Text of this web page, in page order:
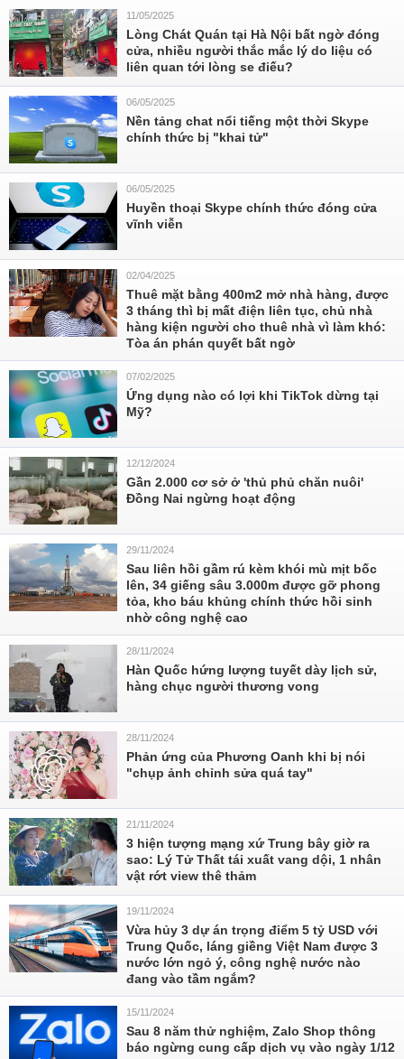
11/05/2025
Lòng Chát Quán tại Hà Nội bất ngờ đóng
cửa, nhiều người thắc mắc lý do liệu có
liên quan tới lòng se điếu?
06/05/2025
Nền tảng chat nổi tiếng một thời Skype
chính thức bị "khai tử"
06/05/2025
Huyền thoại Skype chính thức đóng cửa
vĩnh viễn
02/04/2025
Thuê mặt bằng 400m2 mở nhà hàng, được
3 tháng thì bị mất điện liên tục, chủ nhà
hàng kiện người cho thuê nhà vì làm khó:
Tòa án phán quyết bất ngờ
07/02/2025
Ứng dụng nào có lợi khi TikTok dừng tại
Mỹ?
12/12/2024
Gần 2.000 cơ sở ở 'thủ phủ chăn nuôi'
Đồng Nai ngừng hoạt động
29/11/2024
Sau liên hồi gầm rú kèm khói mù mịt bốc
lên, 34 giếng sâu 3.000m được gỡ phong
tỏa, kho báu khủng chính thức hồi sinh
nhờ công nghệ cao
28/11/2024
Hàn Quốc hứng lượng tuyết dày lịch sử,
hàng chục người thương vong
28/11/2024
Phản ứng của Phương Oanh khi bị nói
"chụp ảnh chỉnh sửa quá tay"
21/11/2024
3 hiện tượng mạng xứ Trung bây giờ ra
sao: Lý Tử Thất tái xuất vang dội, 1 nhân
vật rớt view thê thảm
19/11/2024
Vừa hủy 3 dự án trọng điểm 5 tỷ USD với
Trung Quốc, láng giềng Việt Nam được 3
nước lớn ngỏ ý, công nghệ nước nào
đang vào tầm ngắm?
15/11/2024
Sau 8 năm thử nghiệm, Zalo Shop thông
báo ngừng cung cấp dịch vụ vào ngày 1/12